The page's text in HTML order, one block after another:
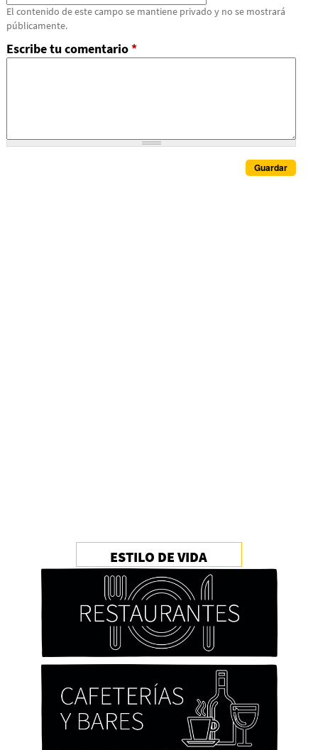
El contenido de este campo se mantiene privado y no se mostrará
públicamente.
Escribe tu comentario*
ESTILO DE VIDA